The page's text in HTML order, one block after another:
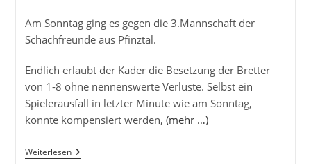
Am Sonntag ging es gegen die 3.Mannschaft der
Schachfreunde aus Pfinztal.
Endlich erlaubt der Kader die Besetzung der Bretter
von 1-8 ohne nennenswerte Verluste. Selbst ein
Spielerausfall in letzter Minute wie am Sonntag,
konnte kompensiert werden, (mehr …)
WeiterlesenUBu